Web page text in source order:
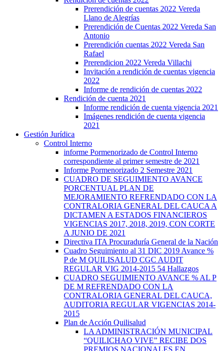
Prerendición de cuentas 2022 Vereda
Llano de Alegrías
Prerendición de Cuentas 2022 Vereda San
Antonio
Prerendición cuentas 2022 Vereda San
Rafael
Prerendicion 2022 Vereda Villachi
Invitación a rendición de cuentas vigencia
2022
Informe de rendición de cuentas 2022
Rendición de cuenta 2021
Informe rendición de cuenta vigencia 2021
Imágenes rendición de cuenta vigencia
2021
Gestión Jurídica
Control Interno
informe Pormenorizado de Control Interno
correspondiente al primer semestre de 2021
Informe Pormenorizado 2 Semestre 2021
CUADRO DE SEGUIMIENTO AVANCE
PORCENTUAL PLAN DE
MEJORAMIENTO REFRENDADO CON LA
CONTRALORIA GENERAL DEL CAUCA A
DICTAMEN A ESTADOS FINANCIEROS
VIGENCIAS 2017, 2018, 2019, CON CORTE
A JUNIO DE 2021
Directiva ITA Procuraduría General de la Nación
Cuadro Seguimiento al 31 DIC 2019 Avance %
P de M QUILISALUD CGC AUDIT
REGULAR VIG 2014-2015 54 Hallazgos
CUADRO SEGUIMIENTO AVANCE % AL P
DE M REFRENDADO CON LA
CONTRALORIA GENERAL DEL CAUCA,
AUDITORIA REGULAR VIGENCIAS 2014-
2015
Plan de Acción Quilisalud
LA ADMINISTRACIÓN MUNICIPAL
“QUILICHAO VIVE” RECIBE DOS
PREMIOS NACIONALES EN